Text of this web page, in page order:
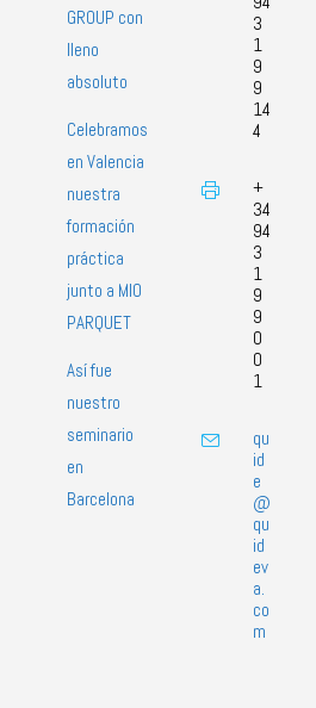
GROUP con
lleno
absoluto
Celebramos
en Valencia
nuestra
formación
práctica
junto a MIO
PARQUET
Así fue
nuestro
seminario
en
Barcelona
3
1
9
9
14
4
+
34
94
3
1
9
9
0
0
1
qu
id
e
@
qu
id
ev
a.
co
m